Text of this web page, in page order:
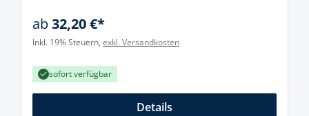
ab32,20 €*
Inkl. 19% Steuern, exkl. Versandkosten
sofort verfügbar
Details